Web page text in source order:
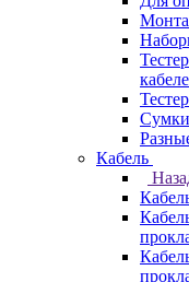
Сумки
Кабель